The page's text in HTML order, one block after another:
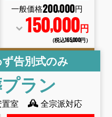
一般価格200,000円
150,000円
（税込165,000円）
告別式のみ
プラン
室 全宗派対応